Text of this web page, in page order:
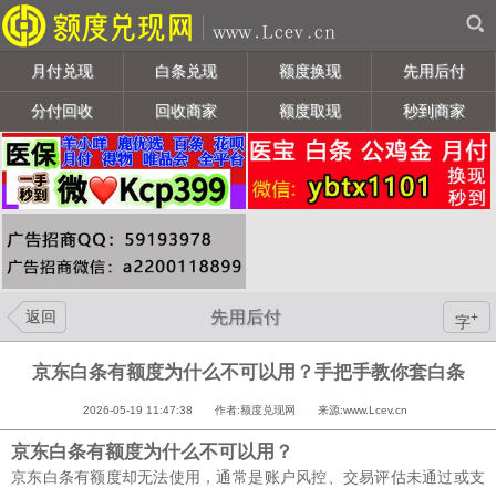
月付兑现 白条兑现 额度换现 先用后付
分付回收 回收商家 额度取现 秒到商家
返回 先用后付 字+
京东白条有额度为什么不可以用？手把手教你套白条
2026-05-19 11:47:38 作者:额度兑现网 来源:www.Lcev.cn
京东白条有额度为什么不可以用？
京东白条有额度却无法使用，通常是‌账户风控、交易评估未通过或支